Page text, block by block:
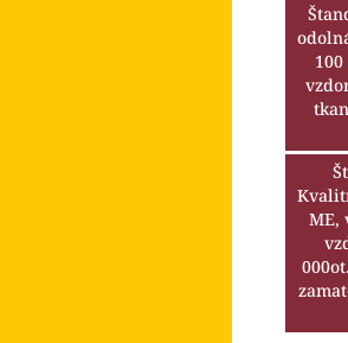
ME,